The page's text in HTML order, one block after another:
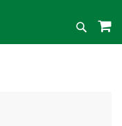
Suche